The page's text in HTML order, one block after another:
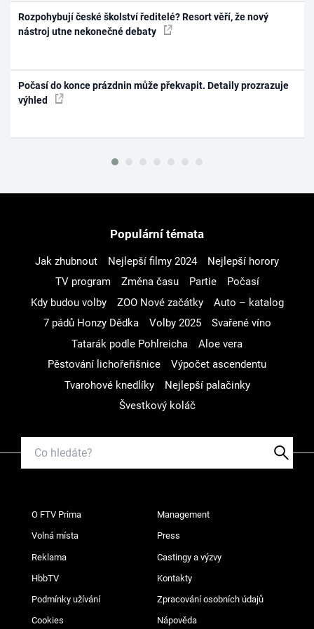
Rozpohybují české školství ředitelé? Resort věří, že nový
nástroj utne nekonečné debaty
Počasí do konce prázdnin může překvapit. Detaily prozrazuje
výhled
Populární témata
Jak zhubnout Nejlepší filmy 2024
Nejlepší horory
TV program
Změna času Partie
Počasí
Kdy budou volby
ZOO Nové začátky
Auto – katalog
7 pádů Honzy Dědka
Volby 2025
Svařené víno
Tatarák podle Pohlreicha
Aloe vera
Pěstování lichořeřišnice
Výpočet ascendentu
Tvarohové knedlíky
Nejlepší palačinky
Švestkový koláč
O FTV Prima Management
Volná místa Press
Reklama Castingy a výzvy
HbbTV Kontakty
Podmínky užívání Zpracování osobních údajů
Cookies Nápověda